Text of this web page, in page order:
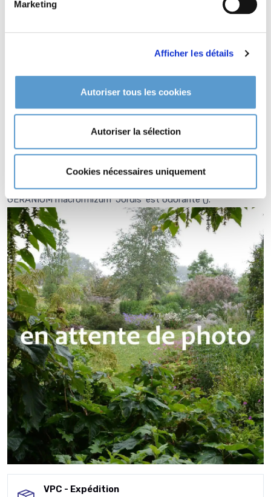
Marketing
Afficher les détails
Autoriser tous les cookies
Autoriser la sélection
Cookies nécessaires uniquement
Type de sol deGERANIUM
GERANIUM macrorrhizum 'Jördis' supporte le vent.
GERANIUM macrorrhizum 'Jördis' est une plante à feuillage
GERANIUM macrorrhizum 'Jördis' est odorante ().
VPC - Expédition